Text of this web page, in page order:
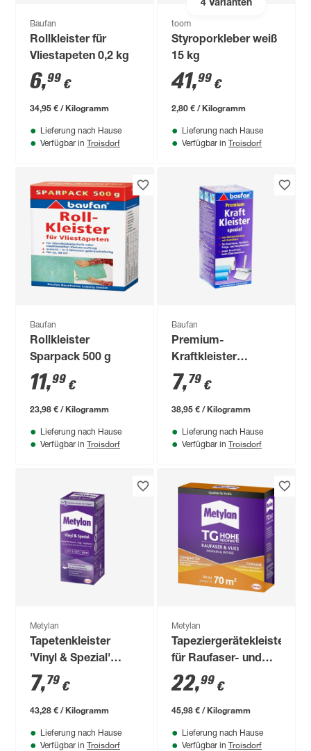
Baufan
Rollkleister für
Vliestapeten 0,2 kg
6,99 €
34,95 € / Kilogramm
Lieferung nach Hause
Verfügbar in Troisdorf
4Varianten
toom
Styroporkleber weiß
15 kg
41,99 €
2,80 € / Kilogramm
Lieferung nach Hause
Verfügbar in Troisdorf
Baufan
Rollkleister
Sparpack 500 g
11,99 €
23,98 € / Kilogramm
Lieferung nach Hause
Verfügbar in Troisdorf
Baufan
Premium-
Kraftkleister
"Spezial" 200 g
7,79 €
38,95 € / Kilogramm
Lieferung nach Hause
Verfügbar in Troisdorf
Metylan
Tapetenkleister
'Vinyl & Spezial'
transparent 180 g
7,79 €
43,28 € / Kilogramm
Lieferung nach Hause
Verfügbar in Troisdorf
Metylan
Tapeziergerätekleister
für Raufaser- und
Vlies 'TG Hohe
Reichweite'
transparent 500 g
22,99 €
45,98 € / Kilogramm
Lieferung nach Hause
Verfügbar in Troisdorf